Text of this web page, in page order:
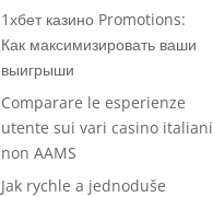
1хбет казино Promotions:
Как максимизировать ваши
выигрыши
Comparare le esperienze
utente sui vari casino italiani
non AAMS
Jak rychle a jednoduše